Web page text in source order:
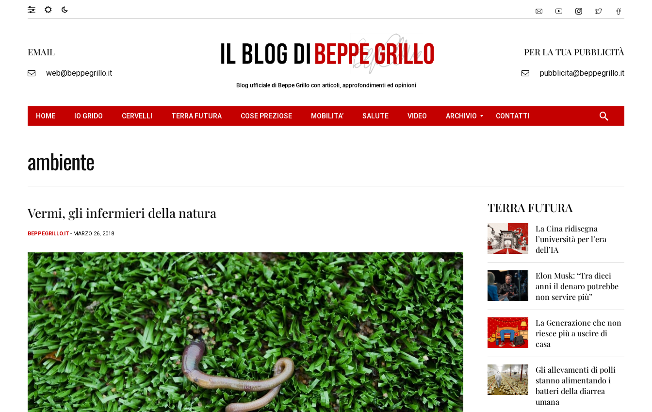
EMAIL
web@beppegrillo.it
Blog ufficiale di Beppe Grillo con articoli, approfondimenti ed opinioni
PER LA TUA PUBBLICITÀ
pubblicita@beppegrillo.it
HOME IO GRIDO CERVELLI TERRA FUTURA COSE PREZIOSE MOBILITA’ SALUTE VIDEO ARCHIVIO
0
0
7
2
0
0
2
0
0
9
2
0
1
0
CONTATTI
ambiente
Vermi, gli infermieri della natura
BEPPEGRILLO.IT - MARZO 26, 2018
TERRA FUTURA
La Cina ridisegna
l’università per l’era
dell’IA
Elon Musk: “Tra dieci
anni il denaro potrebbe
non servire più”
La Generazione che non
riesce più a uscire di
casa
Gli allevamenti di polli
stanno alimentando i
batteri della diarrea
umana